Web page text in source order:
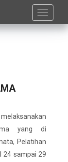
Toggle
yang di
Pelatihan
24 sampai 29